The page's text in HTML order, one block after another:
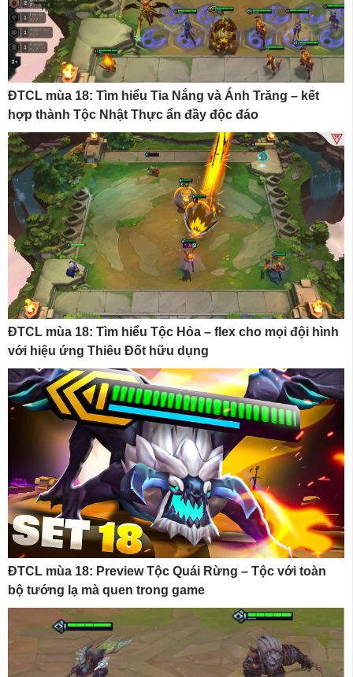
ĐTCL mùa 18: Tìm hiểu Tia Nắng và Ánh Trăng – kết
hợp thành Tộc Nhật Thực ẩn đầy độc đáo
ĐTCL mùa 18: Tìm hiểu Tộc Hỏa – flex cho mọi đội hình
với hiệu ứng Thiêu Đốt hữu dụng
ĐTCL mùa 18: Preview Tộc Quái Rừng – Tộc với toàn
bộ tướng lạ mà quen trong game